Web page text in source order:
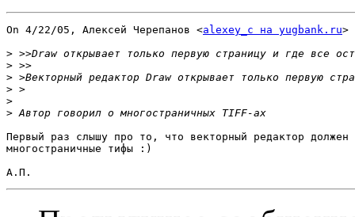
On 4/22/05, Алексей Черепанов <alexey_c на yugbank.ru>
>
>
>
>
>
>
Первый раз слышу про то, что векторный редактор должен
многостраничные тифы :)